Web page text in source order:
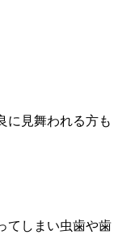
に見舞われる方も
てしまい虫歯や歯